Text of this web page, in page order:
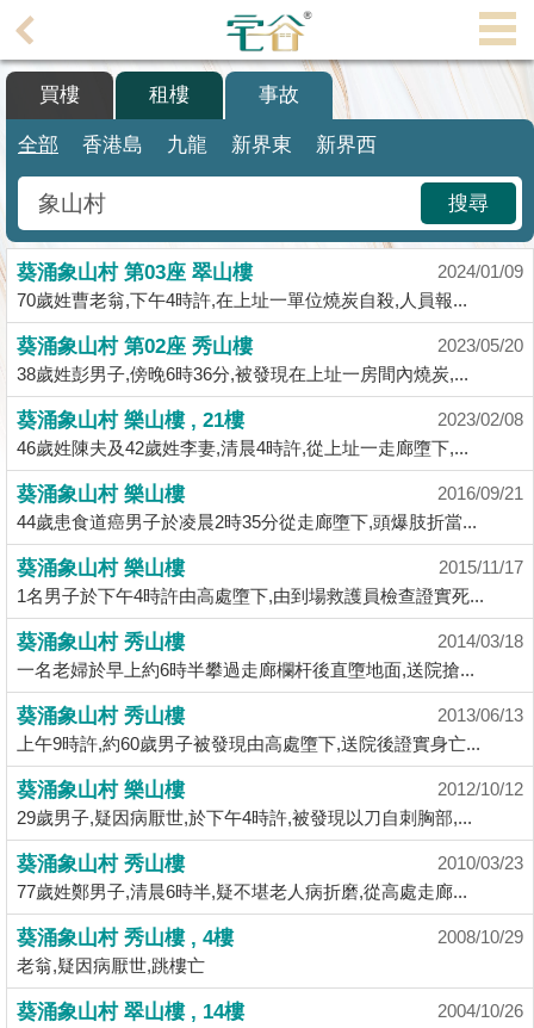
理
主
搵
樓/
成
交
業
主
放
盤
宅
谷
按
揭
地
產
博
客
地
產
新
聞
數
據
公
佈
買樓 租樓 事故
全部 香港島 九龍 新界東 新界西
搜尋
葵涌象山村 第03座 翠山樓
2024/01/09
70歲姓曹老翁,下午4時許,在上址一單位燒炭自殺,人員報...
葵涌象山村 第02座 秀山樓
2023/05/20
38歲姓彭男子,傍晚6時36分,被發現在上址一房間內燒炭,...
葵涌象山村 樂山樓 , 21樓
2023/02/08
46歲姓陳夫及42歲姓李妻,清晨4時許,從上址一走廊墮下,...
葵涌象山村 樂山樓
2016/09/21
44歲患食道癌男子於凌晨2時35分從走廊墮下,頭爆肢折當...
葵涌象山村 樂山樓
2015/11/17
1名男子於下午4時許由高處墮下,由到場救護員檢查證實死...
葵涌象山村 秀山樓
2014/03/18
一名老婦於早上約6時半攀過走廊欄杆後直墮地面,送院搶...
葵涌象山村 秀山樓
2013/06/13
上午9時許,約60歲男子被發現由高處墮下,送院後證實身亡...
葵涌象山村 樂山樓
2012/10/12
29歲男子,疑因病厭世,於下午4時許,被發現以刀自刺胸部,...
葵涌象山村 秀山樓
2010/03/23
77歲姓鄭男子,清晨6時半,疑不堪老人病折磨,從高處走廊...
葵涌象山村 秀山樓 , 4樓
2008/10/29
老翁,疑因病厭世,跳樓亡
葵涌象山村 翠山樓 , 14樓
2004/10/26